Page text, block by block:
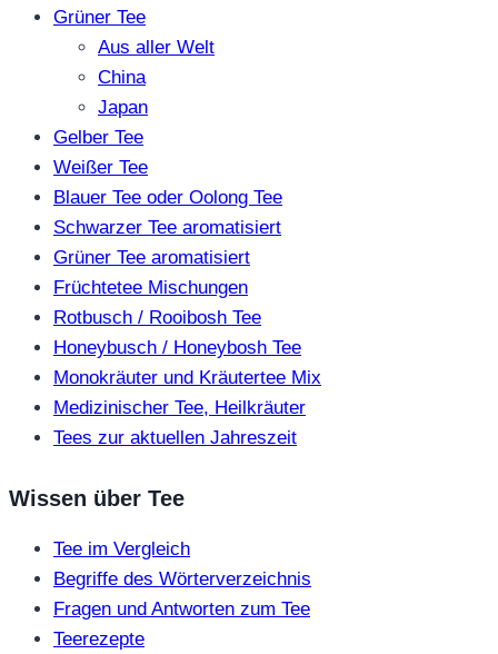
Grüner Tee
Aus aller Welt
China
Japan
Gelber Tee
Weißer Tee
Blauer Tee oder Oolong Tee
Schwarzer Tee aromatisiert
Grüner Tee aromatisiert
Früchtetee Mischungen
Rotbusch / Rooibosh Tee
Honeybusch / Honeybosh Tee
Monokräuter und Kräutertee Mix
Medizinischer Tee, Heilkräuter
Tees zur aktuellen Jahreszeit
Wissen über Tee
Tee im Vergleich
Begriffe des Wörterverzeichnis
Fragen und Antworten zum Tee
Teerezepte